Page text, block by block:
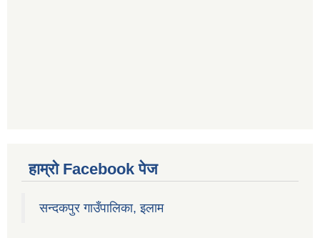
हाम्रो Facebook पेज
सन्दकपुर गाउँपालिका, इलाम